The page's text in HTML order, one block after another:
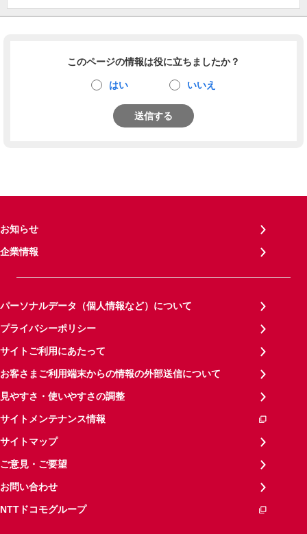
このページの情報は役に立ちましたか？
はい いいえ
送信する
お知らせ
企業情報
パーソナルデータ（個人情報など）について
プライバシーポリシー
サイトご利用にあたって
お客さまご利用端末からの情報の外部送信について
見やすさ・使いやすさの調整
サイトメンテナンス情報
サイトマップ
ご意見・ご要望
お問い合わせ
NTTドコモグループ